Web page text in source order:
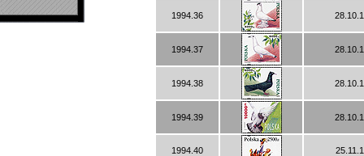
1994.36
1994.37
1994.38
1994.39
1994.40